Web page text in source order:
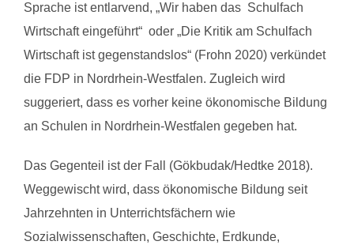
Sprache ist entlarvend, „Wir haben das Schulfach
Wirtschaft eingeführt“ oder „Die Kritik am Schulfach
Wirtschaft ist gegenstandslos“ (Frohn 2020) verkündet
die FDP in Nordrhein-Westfalen. Zugleich wird
suggeriert, dass es vorher keine ökonomische Bildung
an Schulen in Nordrhein-Westfalen gegeben hat.
Das Gegenteil ist der Fall (Gökbudak/Hedtke 2018).
Weggewischt wird, dass ökonomische Bildung seit
Jahrzehnten in Unterrichtsfächern wie
Sozialwissenschaften, Geschichte, Erdkunde,